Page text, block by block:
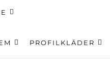
PROFILKLÄDER
Produktsökning